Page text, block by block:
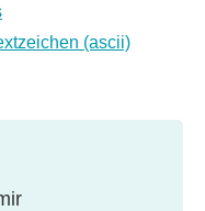
(ascii)